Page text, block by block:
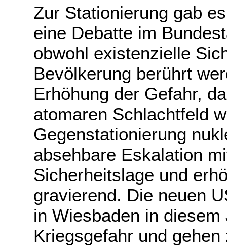
Zur Stationierung gab
eine Debatte im
obwohl existenzielle
Bevölkerung berührt
Erhöhung der Gefahr,
atomaren Schlachtfeld
Gegenstationierung
absehbare Eskalation
Sicherheitslage und
gravierend. Die neuen
in Wiesbaden in
Kriegsgefahr und